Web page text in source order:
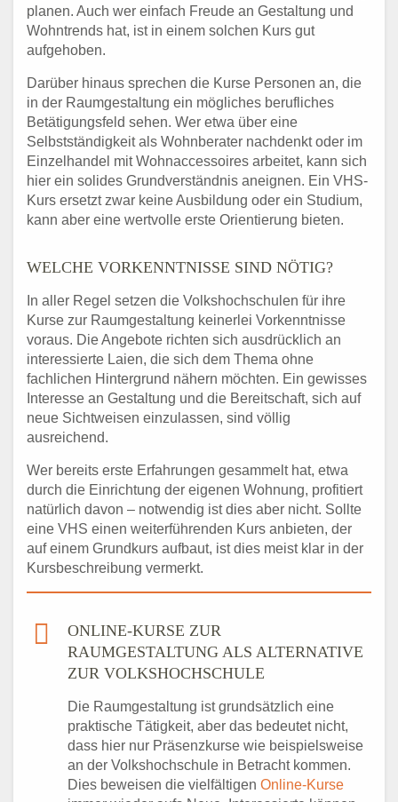
planen. Auch wer einfach Freude an Gestaltung und
Wohntrends hat, ist in einem solchen Kurs gut
aufgehoben.
Darüber hinaus sprechen die Kurse Personen an, die
in der Raumgestaltung ein mögliches berufliches
Betätigungsfeld sehen. Wer etwa über eine
Selbstständigkeit als Wohnberater nachdenkt oder im
Einzelhandel mit Wohnaccessoires arbeitet, kann sich
hier ein solides Grundverständnis aneignen. Ein VHS-
Kurs ersetzt zwar keine Ausbildung oder ein Studium,
kann aber eine wertvolle erste Orientierung bieten.
WELCHE VORKENNTNISSE SIND NÖTIG?
In aller Regel setzen die Volkshochschulen für ihre
Kurse zur Raumgestaltung keinerlei Vorkenntnisse
voraus. Die Angebote richten sich ausdrücklich an
interessierte Laien, die sich dem Thema ohne
fachlichen Hintergrund nähern möchten. Ein gewisses
Interesse an Gestaltung und die Bereitschaft, sich auf
neue Sichtweisen einzulassen, sind völlig
ausreichend.
Wer bereits erste Erfahrungen gesammelt hat, etwa
durch die Einrichtung der eigenen Wohnung, profitiert
natürlich davon – notwendig ist dies aber nicht. Sollte
eine VHS einen weiterführenden Kurs anbieten, der
auf einem Grundkurs aufbaut, ist dies meist klar in der
Kursbeschreibung vermerkt.
ONLINE-KURSE ZUR
RAUMGESTALTUNG ALS ALTERNATIVE
ZUR VOLKSHOCHSCHULE
Die Raumgestaltung ist grundsätzlich eine
praktische Tätigkeit, aber das bedeutet nicht,
dass hier nur Präsenzkurse wie beispielsweise
an der Volkshochschule in Betracht kommen.
Dies beweisen die vielfältigen Online-Kurse